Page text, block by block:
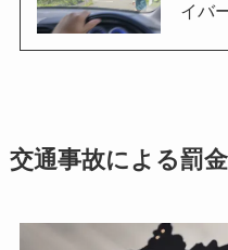
イバ
交通事故による罰